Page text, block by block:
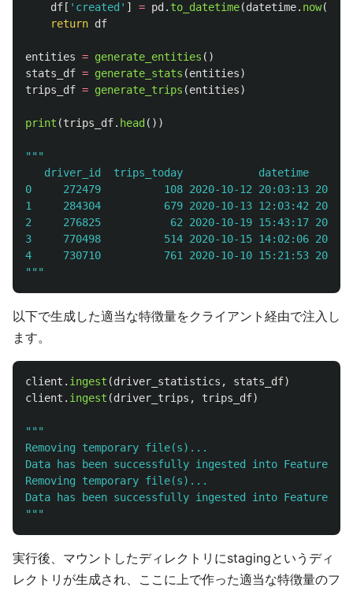
df [ ' created ' ] = pd . to_datetime(datetime. now())
return df
entities = generate_entities ()
stats_df = generate_stats (entities)
trips_df = generate_trips (entities)
print (trips_df. head ())
"""
driver_id  trips_today            datetime
0     272479          108 2020-10-12 20:03:13 2020-
1     284304          679 2020-10-13 12:03:42 2020-
2     276825           62 2020-10-19 15:43:17 2020-
3     770498          514 2020-10-15 14:02:06 2020-
"""
以下で生成した適当な特徴量をクライアント経由で注入し
ます。
client . ingest (driver_statistics , stats_df)
client . ingest (driver_trips , trips_df)
"""
Removing temporary file(s)...
Data has been successfully ingested into
Removing temporary file(s)...
"""
実行後、マウントしたディレクトリにstagingというディ
レクトリが生成され、ここに上で作った適当な特徴量のフ